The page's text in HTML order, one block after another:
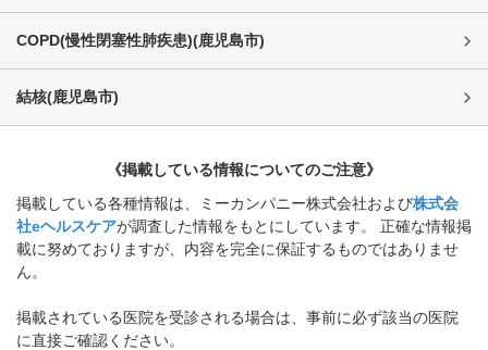
COPD(慢性閉塞性肺疾患)(鹿児島市)
結核(鹿児島市)
《掲載している情報についてのご注意》
掲載している各種情報は、ミーカンパニー株式会社および株式会
社eヘルスケアが調査した情報をもとにしています。 正確な情報掲
載に努めておりますが、内容を完全に保証するものではありませ
ん。
掲載されている医院を受診される場合は、事前に必ず該当の医院
に直接ご確認ください。